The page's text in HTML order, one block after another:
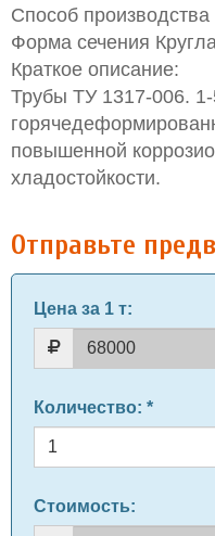
Способ производства
Форма сечения
Краткое описание:
Трубы ТУ 1317-006.
повышенной
хладостойкости.
Отправьте
Цена за 1 т:
Количество: *
Стоимость: